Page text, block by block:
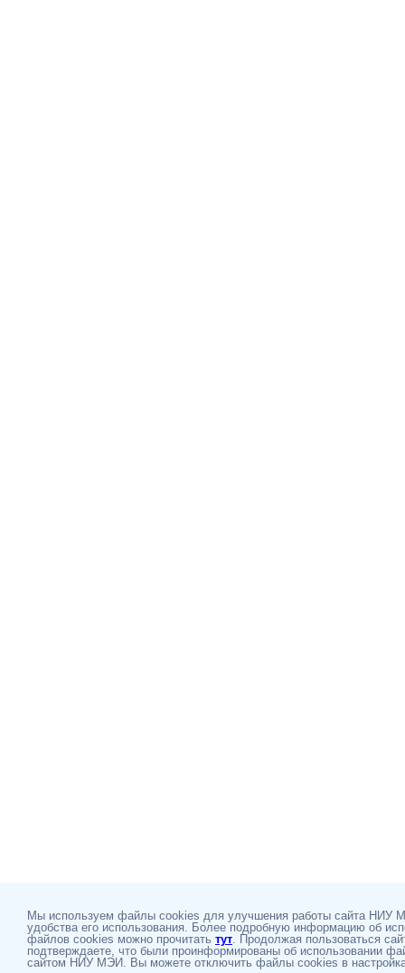
Мы используем файлы cookies для улучшения работы сайта НИУ
удобства его использования. Более подробную информацию об
файлов cookies можно прочитать тут. Продолжая пользоваться
подтверждаете, что были проинформированы об использовании
сайтом НИУ МЭИ. Вы можете отключить файлы cookies в